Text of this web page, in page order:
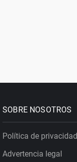
SOBRE NOSOTROS
Política de privacidad
Advertencia legal